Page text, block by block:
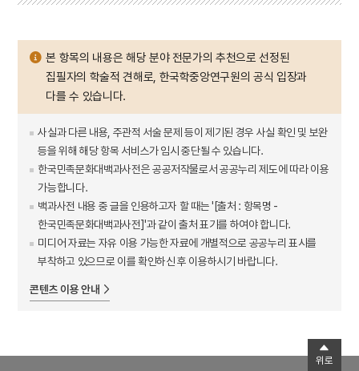
본 항목의 내용은 해당 분야 전문가의 추천으로 선정된
집필자의 학술적 견해로, 한국학중앙연구원의 공식 입장과
다를 수 있습니다.
사실과 다른 내용, 주관적 서술 문제 등이 제기된 경우 사실 확인 및 보완
등을 위해 해당 항목 서비스가 임시 중단될 수 있습니다.
한국민족문화대백과사전은 공공저작물로서 공공누리 제도에 따라 이용
가능합니다.
백과사전 내용 중 글을 인용하고자 할 때는 '[출처 : 항목명 -
한국민족문화대백과사전]'과 같이 출처 표기를 하여야 합니다.
미디어 자료는 자유 이용 가능한 자료에 개별적으로 공공누리 표시를
부착하고 있으므로 이를 확인하신 후 이용하시기 바랍니다.
콘텐츠 이용 안내
위로